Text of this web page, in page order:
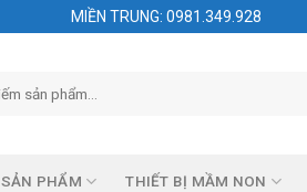
MIỀN TRUNG: 0981.349.928
SẢN PHẨM THIẾT BỊ MẦM NON